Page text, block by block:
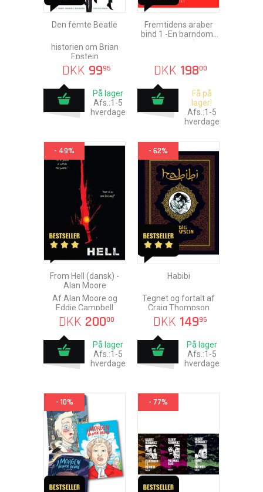
Den femte Beatle
historien om Brian
Epstein
DKK 9995
På lager
Afs.:1-5
hverdage
Fremtidens araber
bind 1 -En barndom i
DKK 19800
Få på
lager!
Afs.:1-5
hverdage
- 49%
From Hell (dansk) -
Alan Moore
Af Alan Moore og
Eddie Campbell
DKK 20000
På lager
Afs.:1-5
hverdage
- 62%
Habibi
Tegnet og fortalt af
Craig Thompson
DKK 14995
På lager
Afs.:1-5
hverdage
- 10% - 77%